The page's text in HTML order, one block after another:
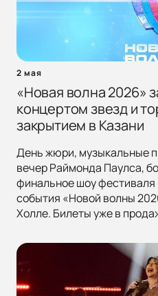
2 мая
«Новая волна 2026»
концертом звезд и
закрытием в Казани
День жюри, музыкальные
вечер Раймонда Паулса,
финальное шоу
события «Новой волны
Холле. Билеты уже в